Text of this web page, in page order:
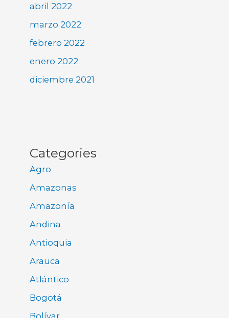
abril 2022
marzo 2022
febrero 2022
enero 2022
diciembre 2021
Categories
Agro
Amazonas
Amazonía
Andina
Antioquia
Arauca
Atlántico
Bogotá